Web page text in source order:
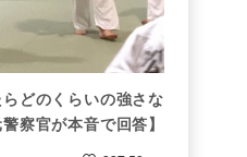
どのくらいの強さな
察官が本音で回答】